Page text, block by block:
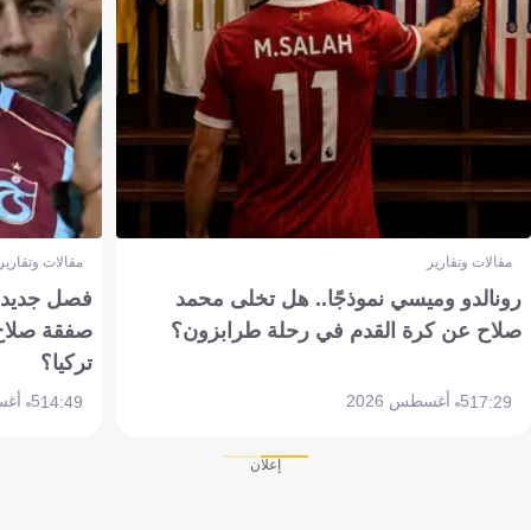
مقالات وتقارير
رونالدو وميسي نموذجًا.. هل تخلى محمد
صلاح عن كرة القدم في رحلة طرابزون؟
17:295 أغسطس 2026
مقالات
فصل جديد
صفقة
تركيا؟
14:495 أغسطس 2026
إعلان